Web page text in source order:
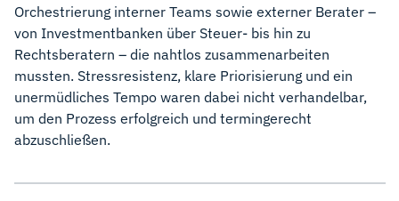
Orchestrierung interner Teams sowie externer Berater –
von Investmentbanken über Steuer- bis hin zu
Rechtsberatern – die nahtlos zusammenarbeiten
mussten. Stressresistenz, klare Priorisierung und ein
unermüdliches Tempo waren dabei nicht verhandelbar,
um den Prozess erfolgreich und termingerecht
abzuschließen.